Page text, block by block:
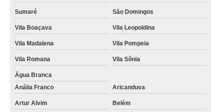
Sumaré São Domingos
Vila Boaçava Vila Leopoldina
Vila Madalena Vila Pompeia
Vila Romana Vila Sônia
Água Branca
Anália Franco
Aricanduva
Artur Alvim Belém